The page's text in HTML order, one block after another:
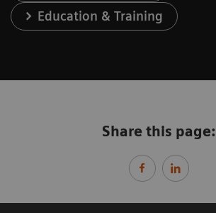
Education & Training
Share this page: